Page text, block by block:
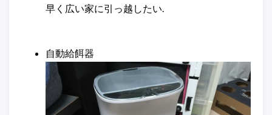
早く広い家に引っ越したい.
自動給餌器